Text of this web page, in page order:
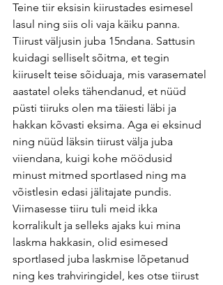
Teine tiir eksisin kiirustades esimesel
lasul ning siis oli vaja käiku panna.
Tiirust väljusin juba 15ndana. Sattusin
kuidagi selliselt sõitma, et tegin
kiiruselt teise sõiduaja, mis varasematel
aastatel oleks tähendanud, et nüüd
püsti tiiruks olen ma täiesti läbi ja
hakkan kõvasti eksima. Aga ei eksinud
ning nüüd läksin tiirust välja juba
viiendana, kuigi kohe möödusid
minust mitmed sportlased ning ma
võistlesin edasi jälitajate pundis.
Viimasesse tiiru tuli meid ikka
korralikult ja selleks ajaks kui mina
laskma hakkasin, olid esimesed
sportlased juba laskmise lõpetanud
ning kes trahviringidel, kes otse tiirust